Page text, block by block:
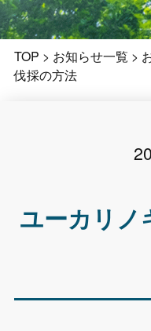
TOP > お知らせ一覧 >
伐採の方法
ユーカリノ